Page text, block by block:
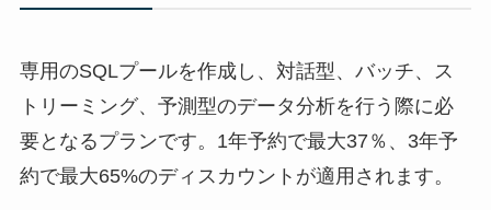
専用のSQLプールを作成し、対話型、バッチ、ス
トリーミング、予測型のデータ分析を行う際に必
要となるプランです。1年予約で最大37％、3年予
約で最大65%のディスカウントが適用されます。